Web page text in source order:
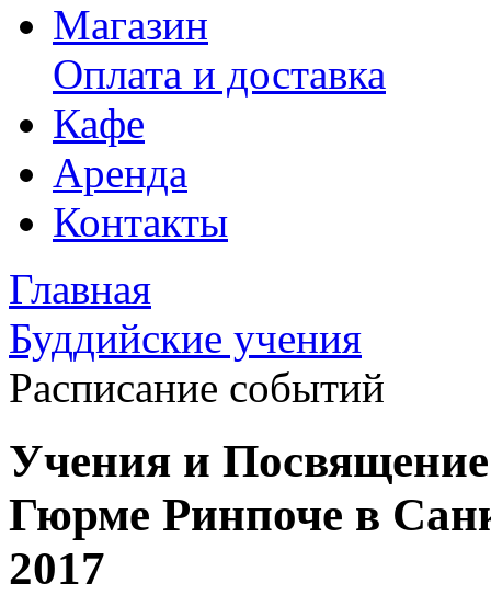
Магазин
Оплата и доставка
Кафе
Аренда
Контакты
Главная
Буддийские учения
Расписание событий
Учения и
Гюрме Ринпоче в
2017